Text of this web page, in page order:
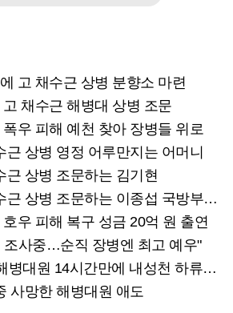
고 채수근 상병 분향소 마련
채수근 해병대 상병 조문
우 피해 예천 찾아 장병들 위로
근 상병 영정 어루만지는 어머니
근 상병 조문하는 김기현
상병 조문하는 이종섭 국방부 장관
우 피해 복구 성금 20억 원 출연
조사중…순직 장병엔 최고 예우"
14시간만에 내성천 하류서 심정지 상태로 발견
사망한 해병대원 애도